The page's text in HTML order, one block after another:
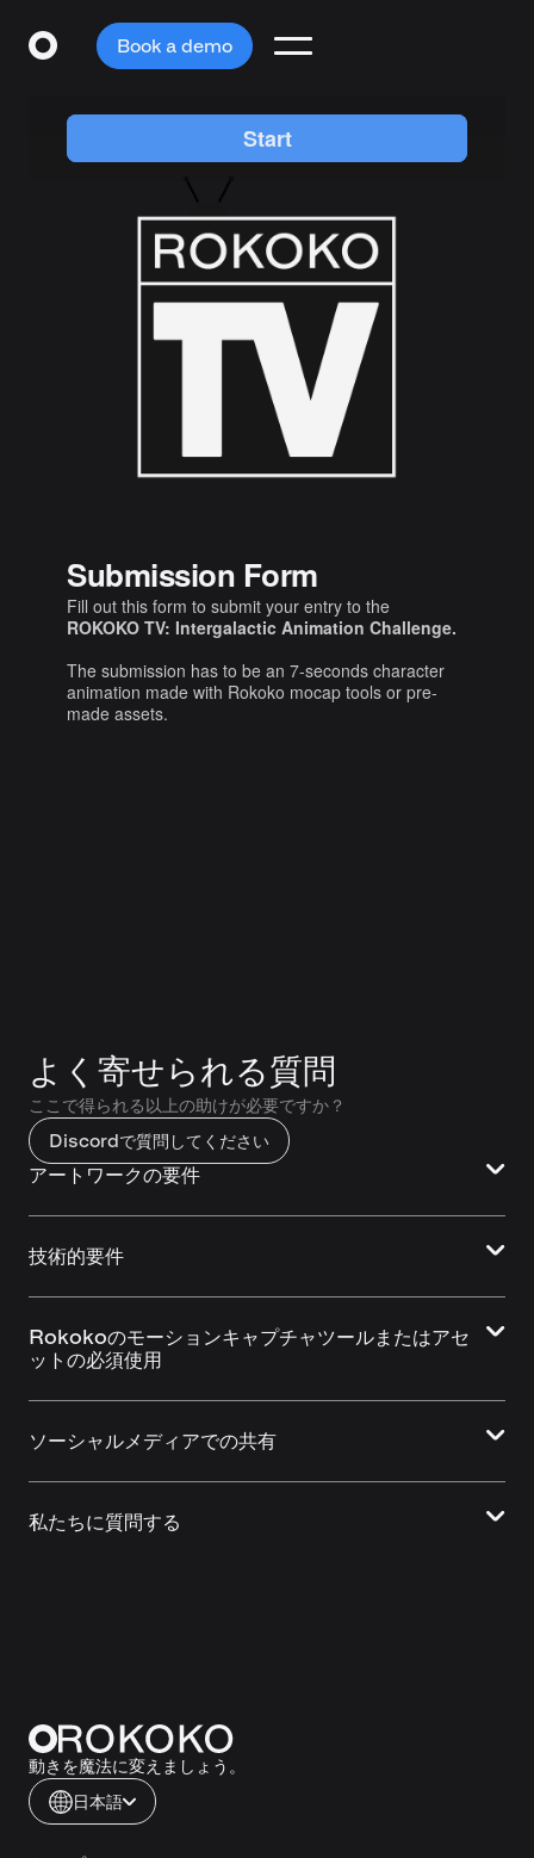
Book a demo
よく寄せられる質問
ここで得られる以上の助けが必要ですか？
Discordで質問してください
アートワークの要件
技術的要件
Rokokoのモーションキャプチャツールまたはアセ
ットの必須使用
ソーシャルメディアでの共有
私たちに質問する
動きを魔法に変えましょう。
日本語